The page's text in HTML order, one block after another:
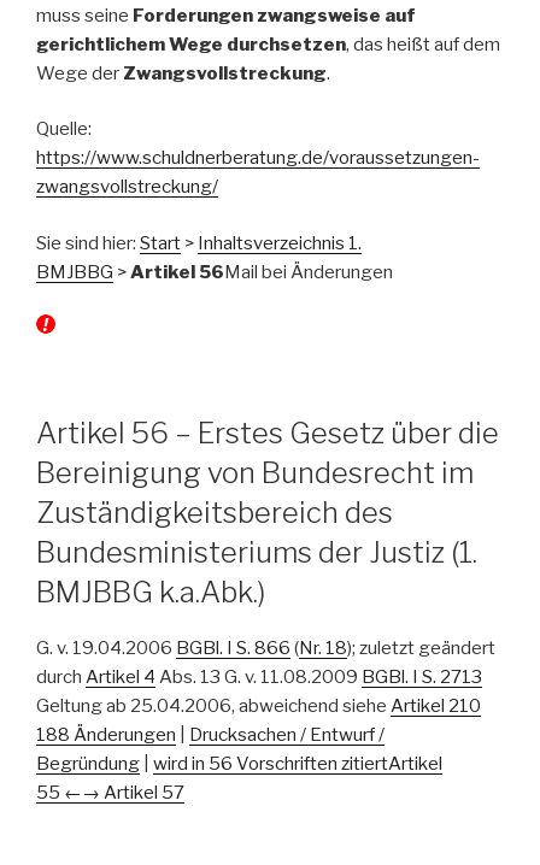
muss seine Forderungen zwangsweise auf
gerichtlichem Wege durchsetzen, das heißt auf dem
Wege der Zwangsvollstreckung.
Quelle:
https://www.schuldnerberatung.de/voraussetzungen-
zwangsvollstreckung/
Sie sind hier: Start > Inhaltsverzeichnis 1.
BMJBBG >Artikel 56Mail bei Änderungen
Artikel 56 – Erstes Gesetz über die
Bereinigung von Bundesrecht im
Zuständigkeitsbereich des
Bundesministeriums der Justiz (1.
BMJBBG k.a.Abk.)
G. v. 19.04.2006 BGBl. I S. 866 (Nr. 18); zuletzt geändert
durch Artikel 4 Abs. 13 G. v. 11.08.2009 BGBl. I S. 2713
Geltung ab 25.04.2006, abweichend siehe Artikel 210
188 Änderungen
Drucksachen / Entwurf /
Begründung
wird in 56 Vorschriften zitiertArtikel
55 ← → Artikel 57